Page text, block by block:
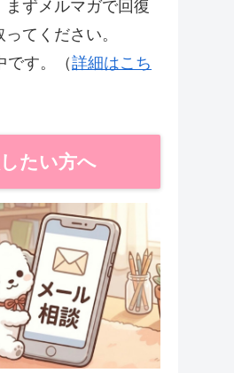
ずメルマガで回復
てください。
です。（詳細はこち
たい方へ